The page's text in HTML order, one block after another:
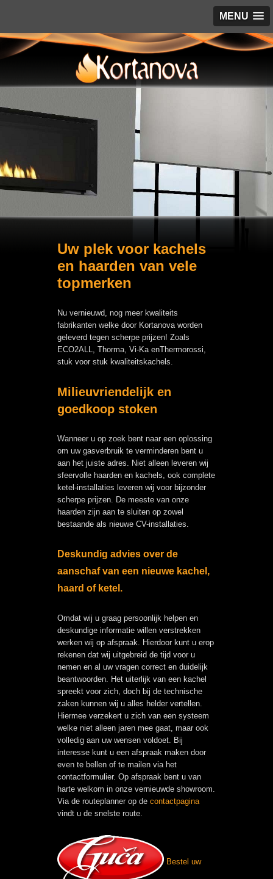
MENU
Uw plek voor kachels
en haarden van vele
topmerken
Nu vernieuwd, nog meer kwaliteits
fabrikanten welke door Kortanova worden
geleverd tegen scherpe prijzen! Zoals
ECO2ALL, Thorma, Vi-Ka enThermorossi,
stuk voor stuk kwaliteitskachels.
Milieuvriendelijk en
goedkoop stoken
Wanneer u op zoek bent naar een oplossing
om uw gasverbruik te verminderen bent u
aan het juiste adres. Niet alleen leveren wij
sfeervolle haarden en kachels, ook complete
ketel-installaties leveren wij voor bijzonder
scherpe prijzen. De meeste van onze
haarden zijn aan te sluiten op zowel
bestaande als nieuwe CV-installaties.
Deskundig advies over de
aanschaf van een nieuwe kachel,
haard of ketel.
Omdat wij u graag persoonlijk helpen en
deskundige informatie willen verstrekken
werken wij op afspraak. Hierdoor kunt u erop
rekenen dat wij uitgebreid de tijd voor u
nemen en al uw vragen correct en duidelijk
beantwoorden. Het uiterlijk van een kachel
spreekt voor zich, doch bij de technische
zaken kunnen wij u alles helder vertellen.
Hiermee verzekert u zich van een systeem
welke niet alleen jaren mee gaat, maar ook
volledig aan uw wensen voldoet. Bij
interesse kunt u een afspraak maken door
even te bellen of te mailen via het
contactformulier. Op afspraak bent u van
harte welkom in onze vernieuwde showroom.
Via de routeplanner op de contactpagina
vindt u de snelste route.
Bestel uw